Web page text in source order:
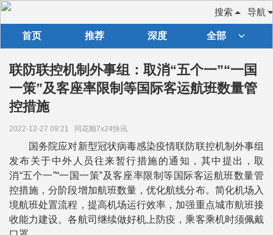
导航
搜索
首页 推荐 深度 全部
联防联控机制外事组：取消“五个一”“一国
一策”及客座率限制等国际客运航班数量管
控措施
2022-12-27 09:21 同花顺7x24快讯
国务院应对新型冠状病毒感染疫情联防联控机制外事组
发布关于中外人员往来暂行措施的通知，其中提出，取
消“五个一”“一国一策”及客座率限制等国际客运航班数量管
控措施，分阶段增加航班数量，优化航线分布。简化机场入
境航班处置流程，提高机场运行效率，加强重点城市航班接
收能力建设。各航司继续做好机上防疫，乘客乘机时须佩戴